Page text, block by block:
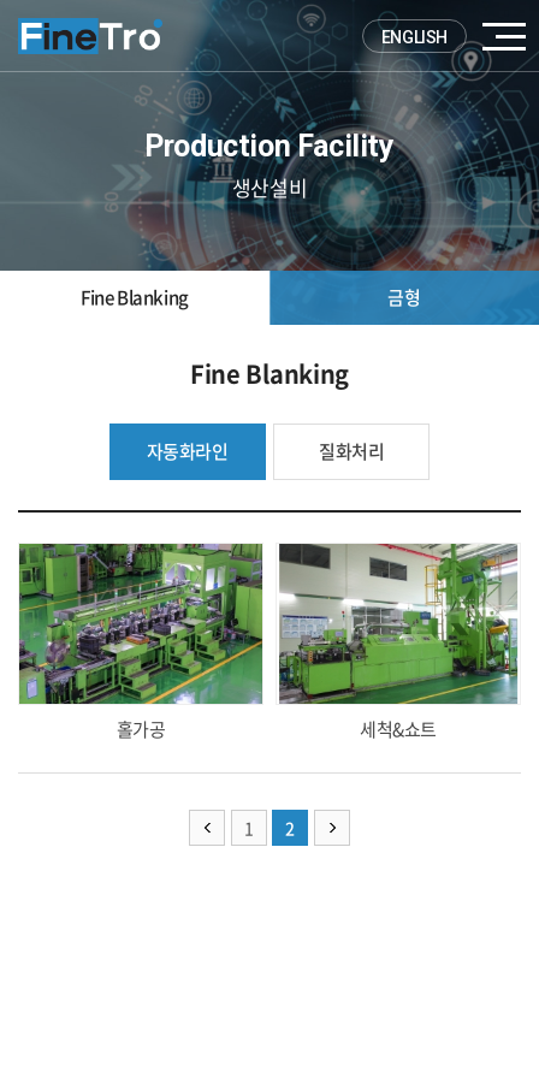
ENGLISH
Production Facility
생산설비
Fine Blanking 금형
Fine Blanking
자동화라인 질화처리
홀가공 세척&쇼트
1 2